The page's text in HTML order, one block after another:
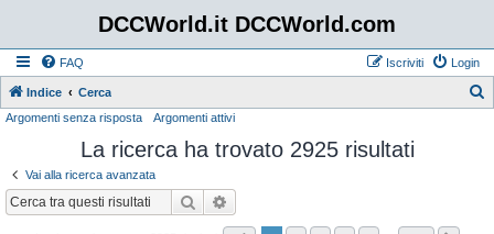
DCCWorld.it DCCWorld.com
FAQ Login
Iscriviti
Indice Cerca
Argomenti senza risposta Argomenti attivi
La ricerca ha trovato 2925 risultati
Vai alla ricerca avanzata
Cerca